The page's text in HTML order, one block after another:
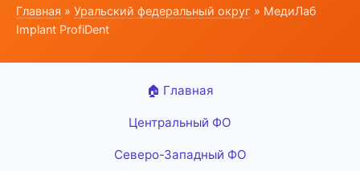
Главная » Уральский федеральный округ » МедиЛаб
Implant ProfiDent
🏠 Главная
Центральный ФО
Северо-Западный ФО